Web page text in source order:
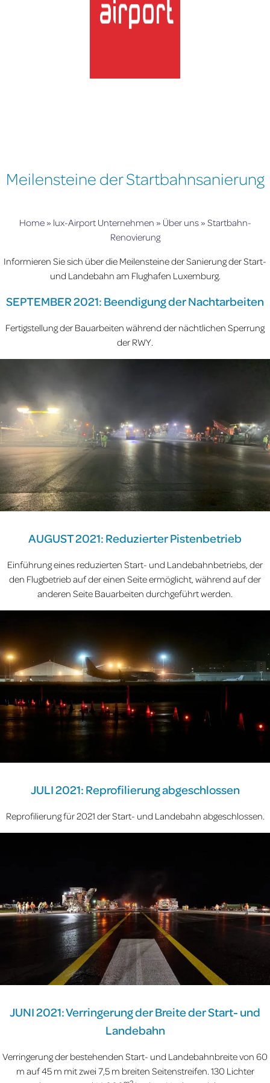
Meilensteine der Startbahnsanierung
Home» lux-Airport Unternehmen » Über uns» Startbahn-
Renovierung
Informieren Sie sich über die Meilensteine der Sanierung der Start-
und Landebahn am Flughafen Luxemburg.
SEPTEMBER 2021: Beendigung der Nachtarbeiten
Fertigstellung der Bauarbeiten während der nächtlichen Sperrung
der RWY.
AUGUST 2021: Reduzierter Pistenbetrieb
Einführung eines reduzierten Start- und Landebahnbetriebs, der
den Flugbetrieb auf der einen Seite ermöglicht, während auf der
anderen Seite Bauarbeiten durchgeführt werden.
JULI 2021: Reprofilierung abgeschlossen
Reprofilierung für 2021 der Start- und Landebahn abgeschlossen.
JUNI 2021: Verringerung der Breite der Start- und
Landebahn
Verringerung der bestehenden Start- und Landebahnbreite von 60
m auf 45 m mit zwei 7,5 m breiten Seitenstreifen. 130 Lichter